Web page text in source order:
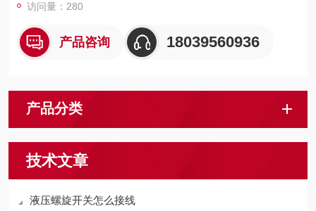
访问量：280
产品咨询 18039560936
产品分类
技术文章
液压螺旋开关怎么接线